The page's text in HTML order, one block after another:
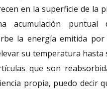
en la superficie de la
acumulación puntual
la energía emitida por
su temperatura hasta
que son
propia, puedo decir